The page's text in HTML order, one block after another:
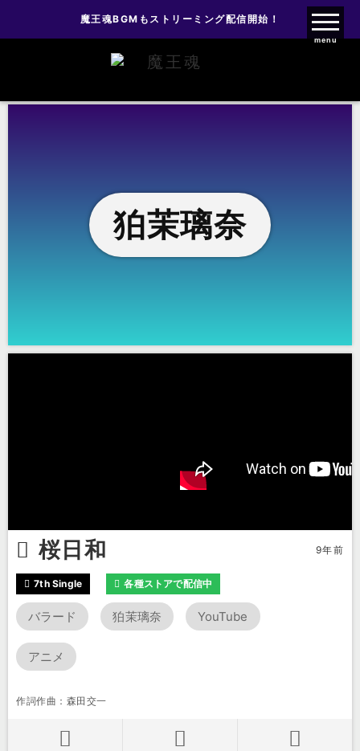
魔王魂ファンクラブ
魔王魂BGMもストリーミング配信開始！
menu
狛茉璃奈
桜日和 9年前
7th Single 各種ストアで配信中
バラード 狛茉璃奈 YouTube
アニメ
作詞作曲：森田交一